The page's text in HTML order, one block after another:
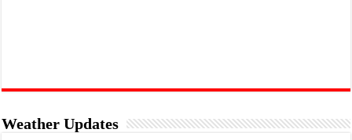
Weather Updates